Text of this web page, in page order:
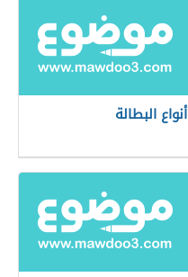
أنواع البطالة